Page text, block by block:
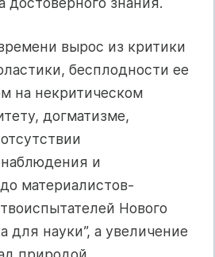
вырос из критики
бесплодности ее
на некритическом
догматизме,
наблюдения и
материалистов-
Нового
для науки”, а увеличение